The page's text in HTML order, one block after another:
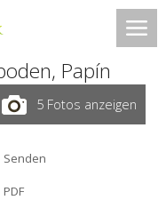
Papín
5 Fotos anzeigen
Senden
PDF